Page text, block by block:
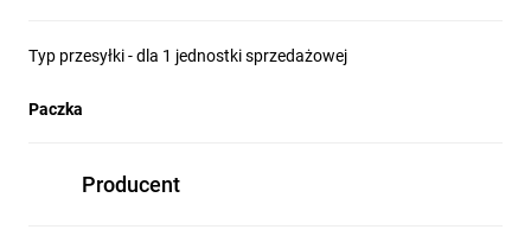
Typ przesyłki - dla 1 jednostki sprzedażowej
Paczka
Producent